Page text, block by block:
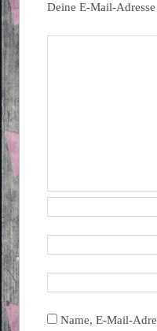
Deine E-Mail-
Name, E-Mail-